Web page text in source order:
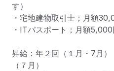
す）
・宅地建物取引士；月額
・ITパスポート；月額5,000
昇給：年２回（１月・7月
（７月）